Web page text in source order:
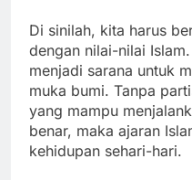
Di sinilah, kita harus
dengan nilai-nilai
menjadi sarana untuk
muka bumi. Tanpa
yang mampu
benar, maka ajaran
kehidupan sehari-hari.